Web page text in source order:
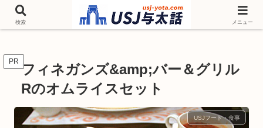
チケットやシーズンイベント ニンテンドーワールド アトラクションなどユニ
バを歩いて情報収集しています
PR フィネガンズ&amp;バー＆グリル
Rのオムライスセット
USJフード・食事
検索 メニュー